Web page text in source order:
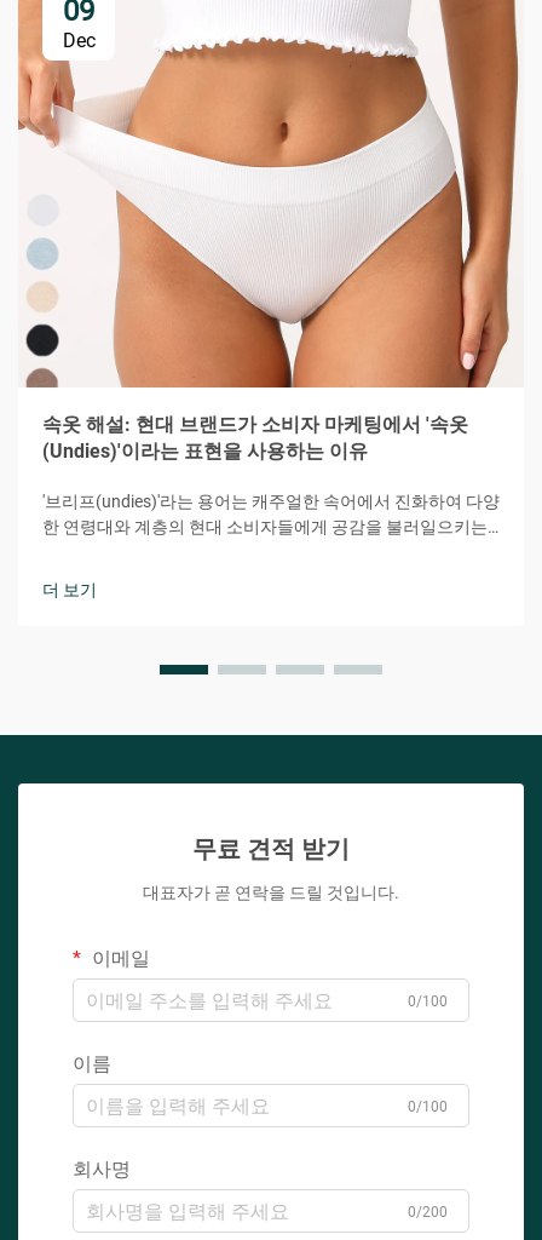
09
Dec
속옷 해설: 현대 브랜드가 소비자 마케팅에서 '속옷
(Undies)'이라는 표현을 사용하는 이유
'브리프(undies)'라는 용어는 캐주얼한 속어에서 진화하여 다양
한 연령대와 계층의 현대 소비자들에게 공감을 불러일으키는
과적으로 전달합니다.
더 보기
무료 견적 받기
대표자가 곧 연락을 드릴 것입니다.
이메일
0/100
이름
0/100
회사명
0/200